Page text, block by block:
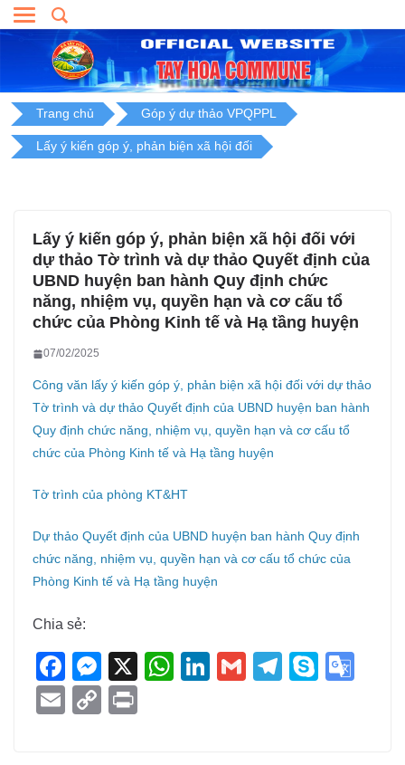
Skip
to
Trang chủ Góp ý dự thảo VPQPPL
Lấy ý kiến góp ý, phản biện xã hội đối
Lấy ý kiến góp ý, phản biện xã hội đối với
dự thảo Tờ trình và dự thảo Quyết định của
UBND huyện ban hành Quy định chức
năng, nhiệm vụ, quyền hạn và cơ cấu tổ
chức của Phòng Kinh tế và Hạ tầng huyện
07/02/2025
Công văn lấy ý kiến góp ý, phản biện xã hội đối với dự thảo
Tờ trình và dự thảo Quyết định của UBND huyện ban hành
Quy định chức năng, nhiệm vụ, quyền hạn và cơ cấu tổ
chức của Phòng Kinh tế và Hạ tầng huyện
Tờ trình của phòng KT&HT
Dự thảo Quyết định của UBND huyện ban hành Quy định
chức năng, nhiệm vụ, quyền hạn và cơ cấu tổ chức của
Phòng Kinh tế và Hạ tầng huyện
Chia sẻ:
F
a
c
M
e
ss
X
W
Li
G
T
S
E
C